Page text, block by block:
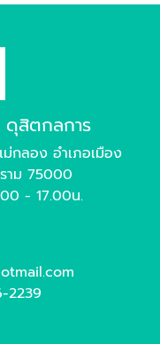
ดุสิตกลการ
กลอง อำเภอเมือง
าม 75000
- 17.00น.
2239